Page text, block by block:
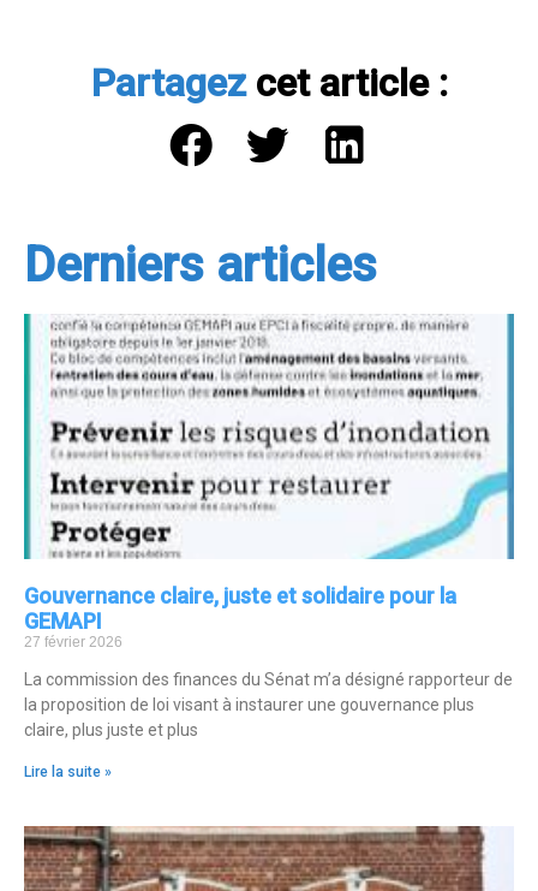
Partagezcet article :
Derniers articles
Gouvernance claire, juste et solidaire pour la
GEMAPI
27 février 2026
La commission des finances du Sénat m’a désigné rapporteur de
la proposition de loi visant à instaurer une gouvernance plus
claire, plus juste et plus
Lire la suite »